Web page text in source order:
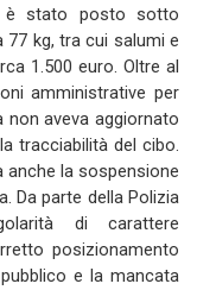
è stato posto sotto
kg, tra cui salumi e
1.500 euro. Oltre al
amministrative per
non aveva aggiornato
tracciabilità del cibo.
la sospensione
Da parte della Polizia
di carattere
posizionamento
e la mancata